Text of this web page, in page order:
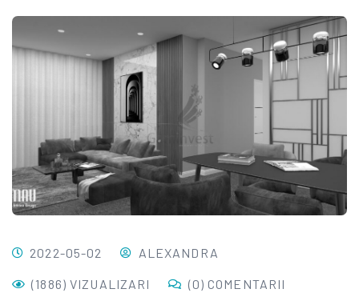
2022-05-02 ALEXANDRA
(1886) VIZUALIZARI (0) COMENTARII